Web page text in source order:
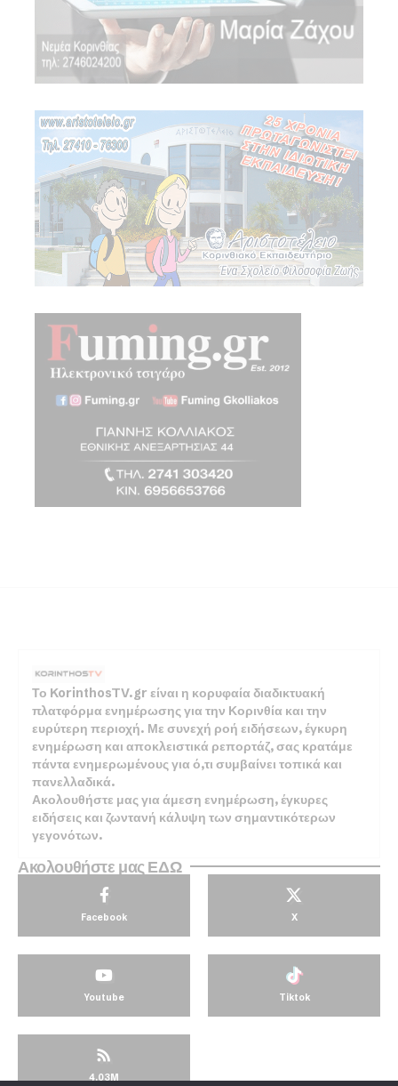
Το KorinthosTV.gr είναι η κορυφαία διαδικτυακή
πλατφόρμα ενημέρωσης για την Κορινθία και την
ευρύτερη περιοχή. Με συνεχή ροή ειδήσεων, έγκυρη
ενημέρωση και αποκλειστικά ρεπορτάζ, σας κρατάμε
πάντα ενημερωμένους για ό,τι συμβαίνει τοπικά και
πανελλαδικά.
Ακολουθήστε μας για άμεση ενημέρωση, έγκυρες
ειδήσεις και ζωντανή κάλυψη των σημαντικότερων
γεγονότων.
Ακολουθήστε μας ΕΔΩ
Facebook X
Youtube Tiktok
4.03M